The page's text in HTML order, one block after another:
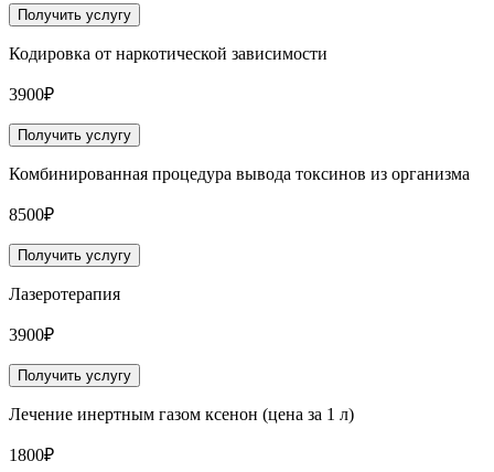
Получить услугу
Кодировка от наркотической зависимости
3900₽
Получить услугу
Комбинированная процедура вывода токсинов из организма
8500₽
Получить услугу
Лазеротерапия
3900₽
Получить услугу
Лечение инертным газом ксенон (цена за 1 л)
1800₽